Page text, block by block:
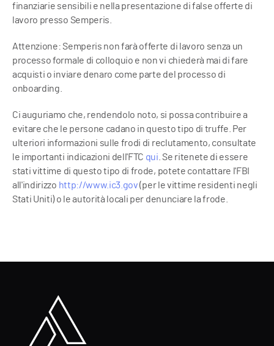
finanziarie sensibili e nella presentazione di false offerte di
lavoro presso Semperis.
Attenzione: Semperis non farà offerte di lavoro senza un
processo formale di colloquio e non vi chiederà mai di fare
acquisti o inviare denaro come parte del processo di
onboarding.
Ci auguriamo che, rendendolo noto, si possa contribuire a
evitare che le persone cadano in questo tipo di truffe. Per
ulteriori informazioni sulle frodi di reclutamento, consultate
le importanti indicazioni dell'FTC qui . Se ritenete di essere
stati vittime di questo tipo di frode, potete contattare l'FBI
all'indirizzo http://www.ic3.gov(per le vittime residenti negli
Stati Uniti) o le autorità locali per denunciare la frode.